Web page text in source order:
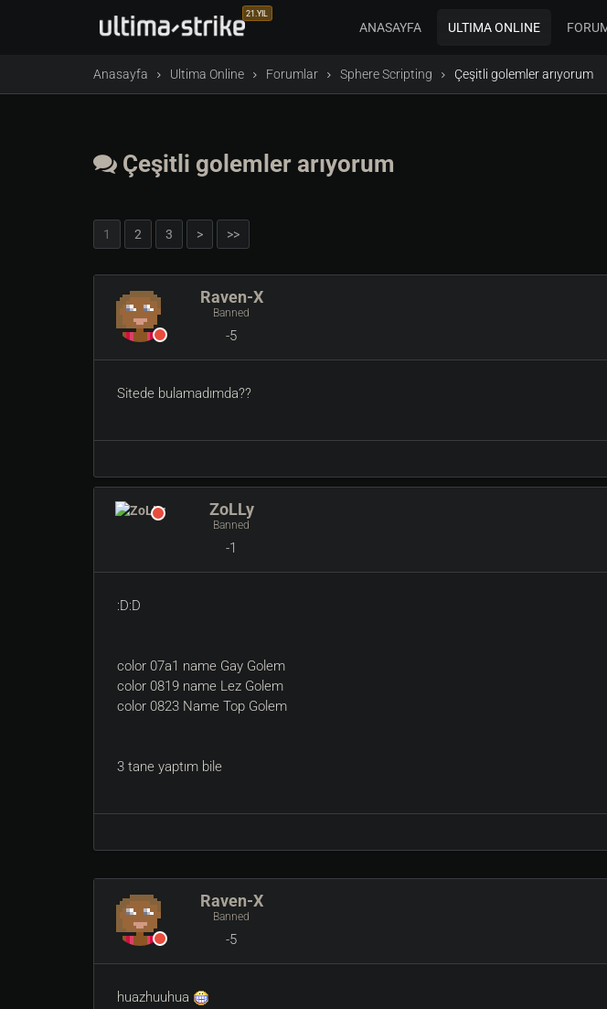
21.YIL
ANASAYFA ULTIMA ONLINE
Anasayfa Ultima Online Forumlar Sphere Scripting Çeşitli golemler arıyorum
Çeşitli golemler arıyorum
1 2 3 > >>
Raven-X
Banned
-5
Sitede bulamadımda??
ZoLLy
Banned
-1
:D:D
color 07a1 name Gay Golem
color 0819 name Lez Golem
color 0823 Name Top Golem
3 tane yaptım bile
Raven-X
Banned
-5
huazhuuhua